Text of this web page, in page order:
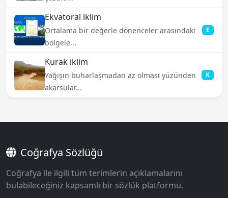
Ekvatoral iklim
Ortalama bir değerle dönenceler arasındaki
bölgele...
E
Kurak iklim
Yağışın buharlaşmadan az olması yüzünden
akarsular...
K
Coğrafya Sözlüğü
Coğrafya ile ilgili tüm terimlerin açıklamalarını
bulabileceğiniz kapsamlı bir sözlük platformu.